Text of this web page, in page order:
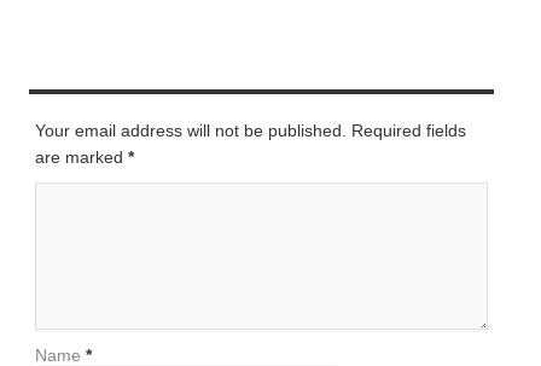
Your email address will not be published. Required fields
are marked *
Name *